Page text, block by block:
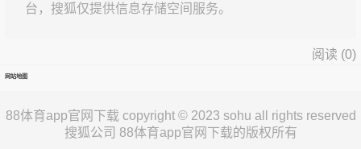
台，搜狐仅提供信息存储空间服务。
阅读 (0)
网站地图
88体育app官网下载 copyright © 2023 sohu all rights reserved
搜狐公司 88体育app官网下载的版权所有